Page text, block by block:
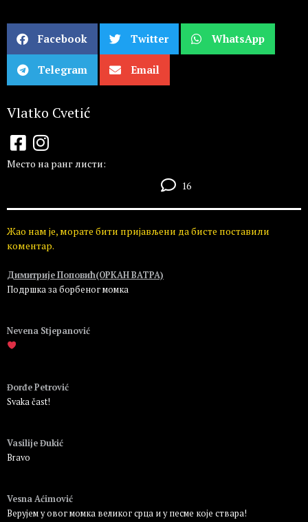
Facebook Twitter WhatsApp
Telegram Email
Vlatko Cvetić
Место на ранг листи:
16
Жао нам је, морате бити пријављени да бисте поставили
коментар.
Димитрије Поповић(ОРКАН ВАТРА)
Подршка за борбеног момка
Nevena Stjepanović
Đorđe Petrović
Svaka čast!
Vasilije Đukić
Bravo
Vesna Aćimović
Верујем у овог момка великог срца и у песме које ствара!